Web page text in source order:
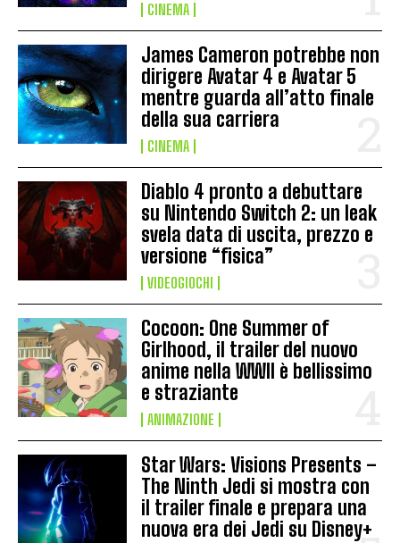
CINEMA
James Cameron potrebbe non
dirigere Avatar 4 e Avatar 5
mentre guarda all’atto finale
della sua carriera
CINEMA
Diablo 4 pronto a debuttare
su Nintendo Switch 2: un leak
svela data di uscita, prezzo e
versione “fisica”
VIDEOGIOCHI
Cocoon: One Summer of
Girlhood, il trailer del nuovo
anime nella WWII è bellissimo
e straziante
ANIMAZIONE
Star Wars: Visions Presents –
The Ninth Jedi si mostra con
il trailer finale e prepara una
nuova era dei Jedi su Disney+